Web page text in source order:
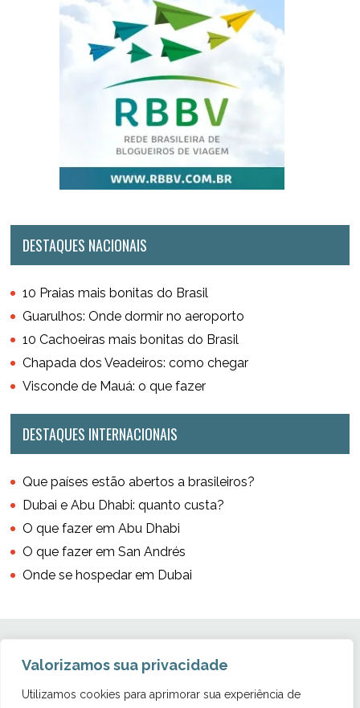
Valorizamos sua privacidade
Utilizamos cookies para aprimorar sua experiência de
DESTAQUES NACIONAIS
10 Praias mais bonitas do Brasil
Guarulhos: Onde dormir no aeroporto
10 Cachoeiras mais bonitas do Brasil
Chapada dos Veadeiros: como chegar
Visconde de Mauá: o que fazer
DESTAQUES INTERNACIONAIS
Que países estão abertos a brasileiros?
Dubai e Abu Dhabi: quanto custa?
O que fazer em Abu Dhabi
O que fazer em San Andrés
Onde se hospedar em Dubai